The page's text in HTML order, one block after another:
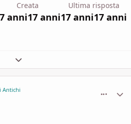
Creata
anni17 anni
Ultima risposta
17 anni17 anni
Espandi panoramica del topic
Antichi